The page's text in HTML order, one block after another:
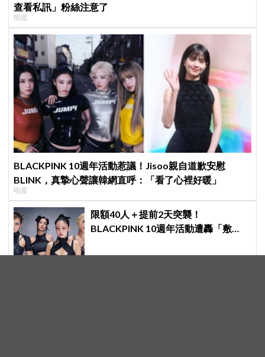
查看私訊」粉絲注意了
明星
BLACKPINK 10週年活動惹議！Jisoo親自道歉安慰
BLINK，真摯心聲讓韓網直呼：「看了心裡好暖」
明星
限額40人＋提前2天突襲！
BLACKPINK 10週年活動遭轟「敷
席